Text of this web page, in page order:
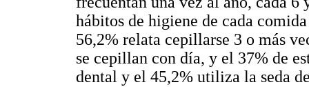
hábitos de higiene de cada
56,2% relata cepillarse 3 o más
se cepillan con día, y el 37% de
dental y el 45,2% utiliza la seda